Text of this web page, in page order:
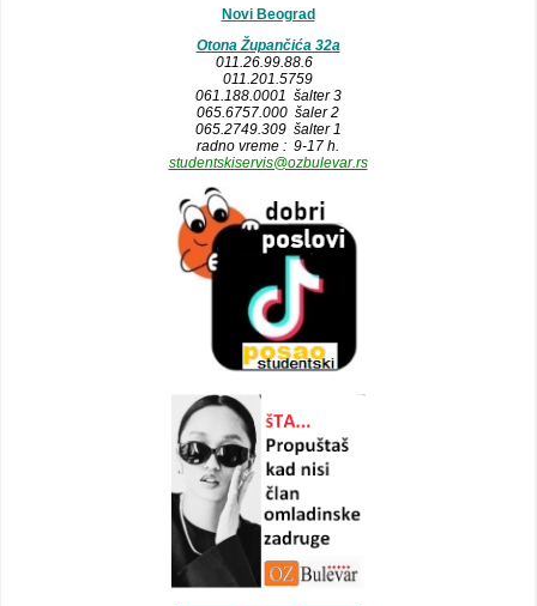
Novi Beograd
Otona Župančića 32a
011.26.99.88.6
011.201.5759
061.188.0001 šalter 3
065.6757.000 šaler 2
065.2749.309 šalter 1
radno vreme : 9-17 h.
studentskiservis@ozbulevar.rs